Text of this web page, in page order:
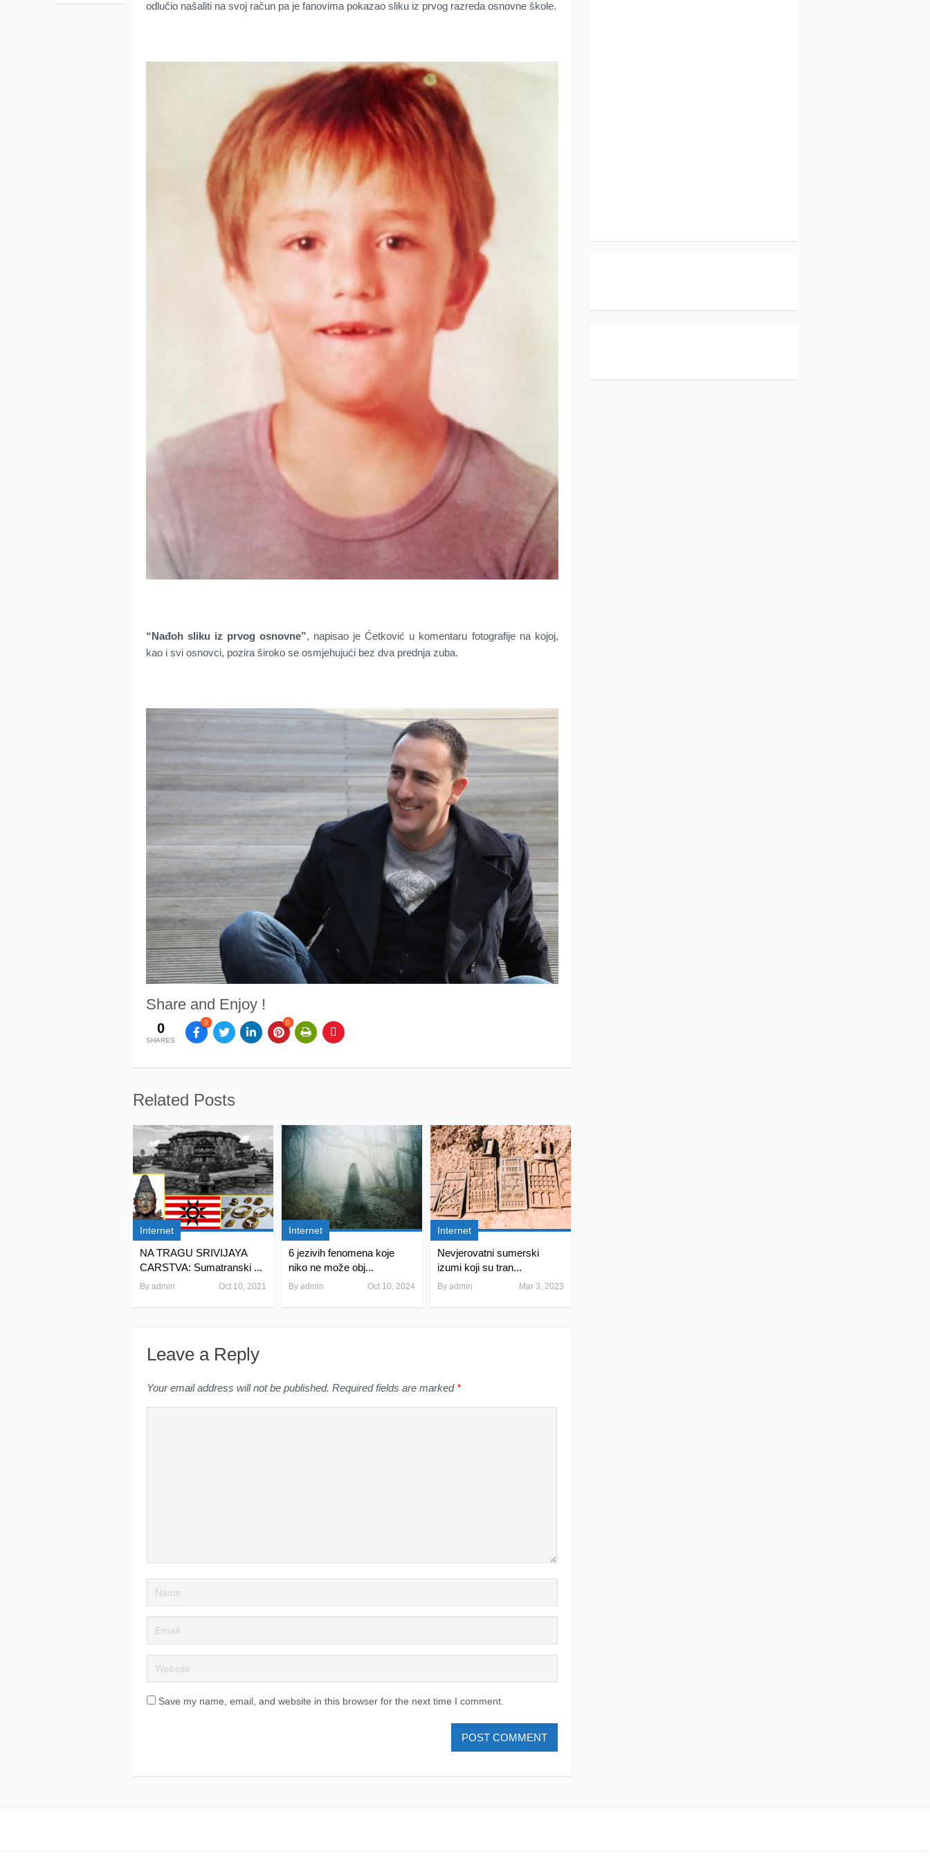
odlučio našaliti na svoj račun pa je fanovima pokazao sliku iz prvog razreda osnovne škole.
“Nađoh sliku iz prvog osnovne”, napisao je Ćetković u komentaru fotografije na kojoj,
kao i svi osnovci, pozira široko se osmjehujući bez dva prednja zuba.
Share and Enjoy !
0
SHARES
0 0
Related Posts
Internet
NA TRAGU SRIVIJAYA
CARSTVA: Sumatranski ...
By admin Oct 10, 2021
Internet
6 jezivih fenomena koje
niko ne može obj...
By admin Oct 10, 2024
Internet
Nevjerovatni sumerski
izumi koji su tran...
By admin Mar 3, 2023
Leave a Reply
Your email address will not be published. Required fields are marked *
Save my name, email, and website in this browser for the next time I comment.